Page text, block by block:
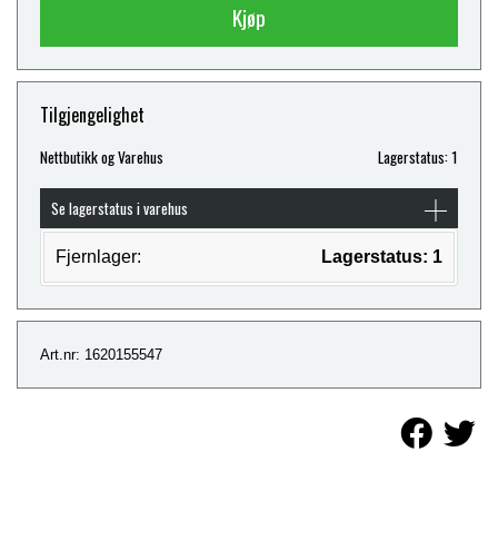
Kjøp
Tilgjengelighet
Nettbutikk og Varehus Lagerstatus: 1
Se lagerstatus i varehus
Fjernlager: Lagerstatus: 1
Art.nr: 1620155547